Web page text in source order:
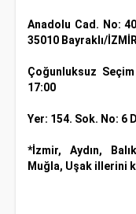
Anadolu Cad. No:
35010 Bayraklı/İZMİR
Çoğunluksuz
17:00
Yer: 154. Sok. No: 6
*İzmir, Aydın,
Muğla, Uşak illerini